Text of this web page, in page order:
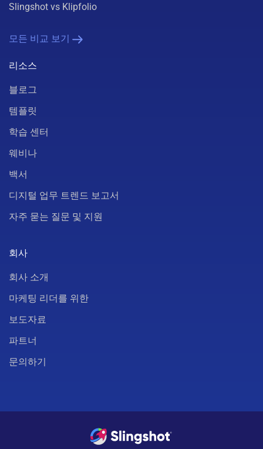
Slingshot vs Klipfolio
모든 비교 보기
리소스
블로그
템플릿
학습 센터
웨비나
백서
디지털 업무 트렌드 보고서
자주 묻는 질문 및 지원
회사
회사 소개
마케팅 리더를 위한
보도자료
파트너
문의하기